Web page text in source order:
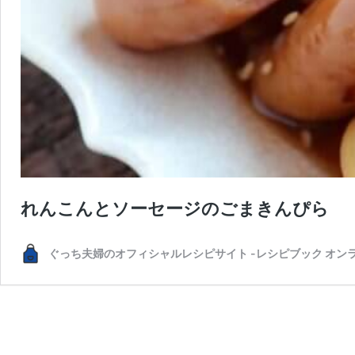
れんこんとソーセージのごまきんぴら
ぐっち夫婦のオフィシャルレシピサイト -レシピブック オン